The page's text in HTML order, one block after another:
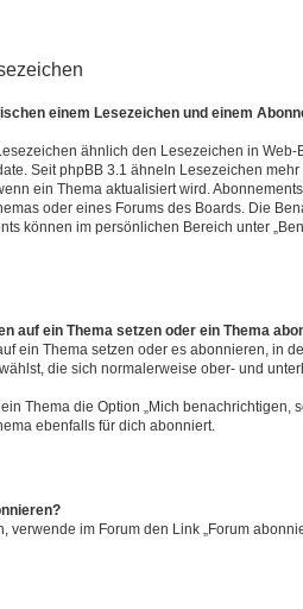
einem Lesezeichen und einem
ähnlich den Lesezeichen in
Seit phpBB 3.1 ähneln Lesezeichen
ein Thema aktualisiert wird.
oder eines Forums des Boards. Die
können im persönlichen Bereich unter
auf ein Thema setzen oder ein Thema
ein Thema setzen oder es abonnieren, in
die sich normalerweise ober- und
Thema die Option „Mich benachrichtigen,
ebenfalls für dich abonniert.
verwende im Forum den Link „Forum